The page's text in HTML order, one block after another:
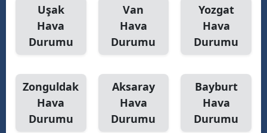
Uşak
Hava
Durumu
Van
Hava
Durumu
Yozgat
Hava
Durumu
Zonguldak
Hava
Durumu
Aksaray
Hava
Durumu
Bayburt
Hava
Durumu